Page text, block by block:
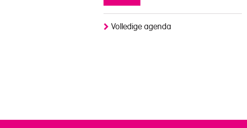
Volledige agenda